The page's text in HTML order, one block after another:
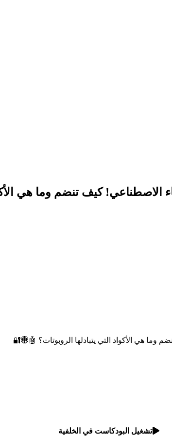
كيف تنضم وما هي
هي الأكواد التي يتبادلها الروبوتات؟ 🤖🌐🔐
تشغيل البودكاست في الخلفية